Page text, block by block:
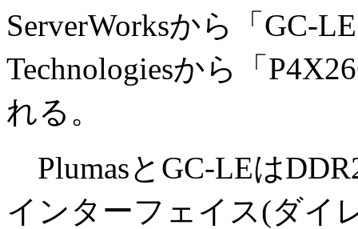
ServerWorksから「GC-
Technologiesから「
れる。
PlumasとGC-LEは
インターフェイス(ダイ